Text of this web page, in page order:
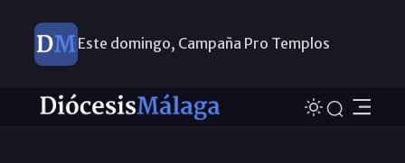
Este domingo, Campaña Pro Templos